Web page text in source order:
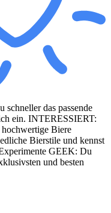
schneller das passende
ein. INTERESSIERT:
Biere
Bierstile und kennst
GEEK: Du
und besten